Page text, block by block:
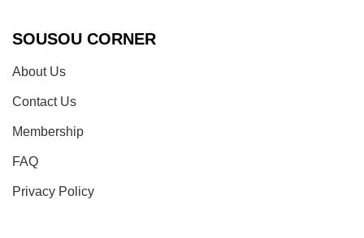
SOUSOU CORNER
About Us
Contact Us
Membership
FAQ
Privacy Policy